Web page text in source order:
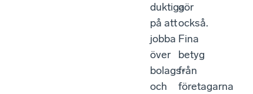
duktiga
på att
jobba
över
bolags-
och
gör
också.
Fina
betyg
från
företagarna